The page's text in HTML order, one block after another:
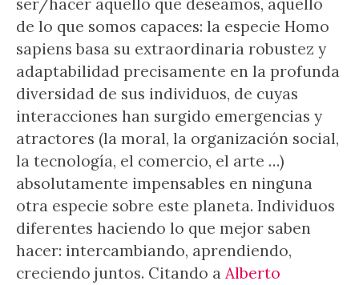
ser/hacer aquello que deseamos, aquello
de lo que somos capaces: la especie Homo
sapiens basa su extraordinaria robustez y
adaptabilidad precisamente en la profunda
diversidad de sus individuos, de cuyas
interacciones han surgido emergencias y
atractores (la moral, la organización social,
la tecnología, el comercio, el arte …)
absolutamente impensables en ninguna
otra especie sobre este planeta. Individuos
diferentes haciendo lo que mejor saben
hacer: intercambiando, aprendiendo,
creciendo juntos. Citando a Alberto